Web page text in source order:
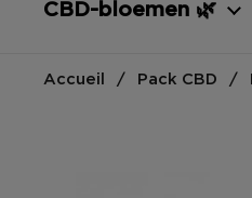
CBD-bloemen 🌿
Accueil / Pack CBD /